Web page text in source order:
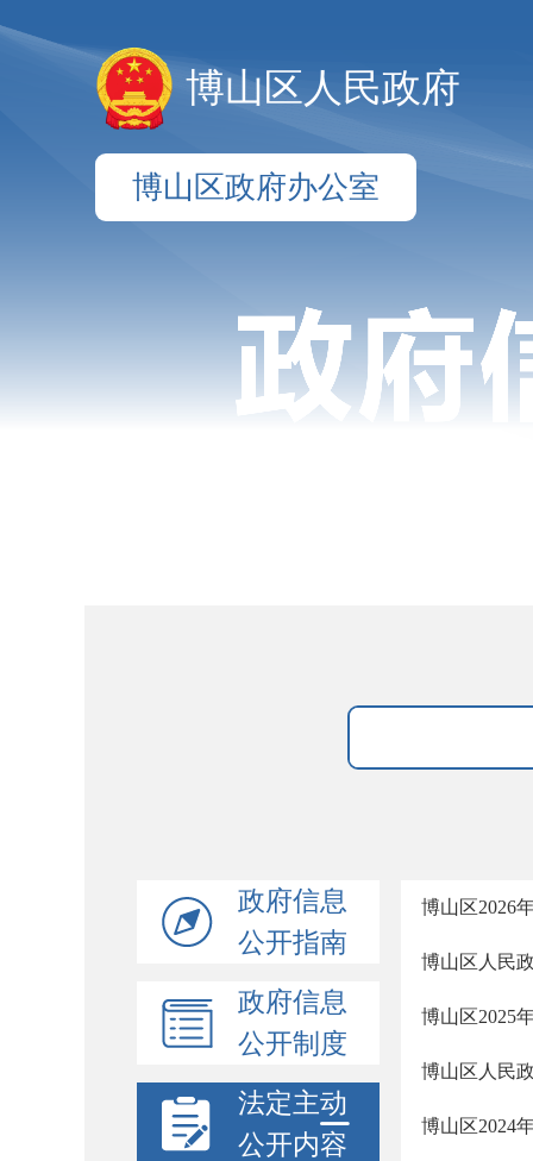
博山区人民政府
博山区政府办公室
政府信息
公开指南
政府信息
公开制度
法定主动
公开内容
博山区2026
博山区人民
博山区2025
博山区人民
博山区2024